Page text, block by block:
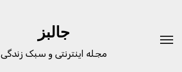
content
جالبز
مجله اینترنتی و سبک زندگی